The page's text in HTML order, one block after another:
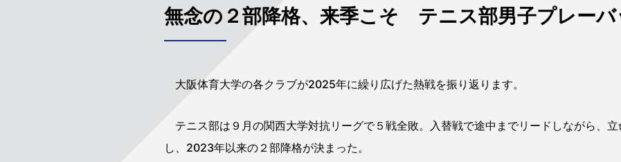
無念の２部降格、来季こそ テニス部男子プレー
大阪体育大学の各クラブが2025年に繰り広げた熱戦を振り返ります。
テニス部は９月の関西大学対抗リーグで５戦全敗。入替戦で途中までリードしながら、
し、2023年以来の２部降格が決まった。